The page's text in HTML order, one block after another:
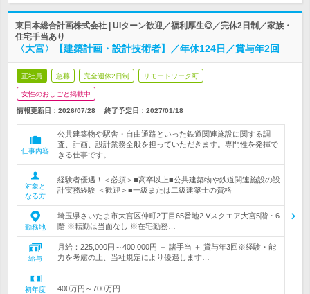
東日本総合計画株式会社 | UIターン歓迎／福利厚生◎／完休2日制／家族・
住宅手当あり
〈大宮〉【建築計画・設計技術者】／年休124日／賞与年2回
正社員 急募 完全週休2日制 リモートワーク可
女性のおしごと掲載中
情報更新日：2026/07/28 終了予定日： 2027/01/18
仕事内容
公共建築物や駅舎・自由通路といった鉄道関連施設に関する調
査、計画、設計業務全般を担っていただきます。専門性を発揮で
きる仕事です。
対象と
なる方
経験者優遇！＜必須＞■高卒以上■公共建築物や鉄道関連施設の設
計実務経験 ＜歓迎＞■一級または二級建築士の資格
勤務地
埼玉県さいたま市大宮区仲町2丁目65番地2 Vスクエア大宮5階・6
階 ※転勤は当面なし ※在宅勤務…
給与
月給：225,000円～400,000円 ＋ 諸手当 ＋ 賞与年3回※経験・能
力を考慮の上、当社規定により優遇します…
初年度
400万円～700万円